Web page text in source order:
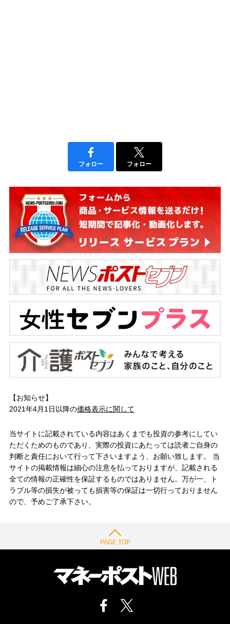
フォロー フォロー
【お知らせ】
2021年4月1日以降の価格表示に関して
当サイトに記載されている内容はあくまでも投資の参考にしてい
ただくためのものであり、実際の投資にあたっては読者ご自身の
判断と責任において行って下さいますよう、お願い致します。 当
サイトの掲載情報は細心の注意を払っておりますが、記載される
全ての情報の正確性を保証するものではありません。万が一、ト
ラブル等の損失が被っても損害等の保証は一切行っておりません
ので、予めご了承下さい。
PAGE TOP